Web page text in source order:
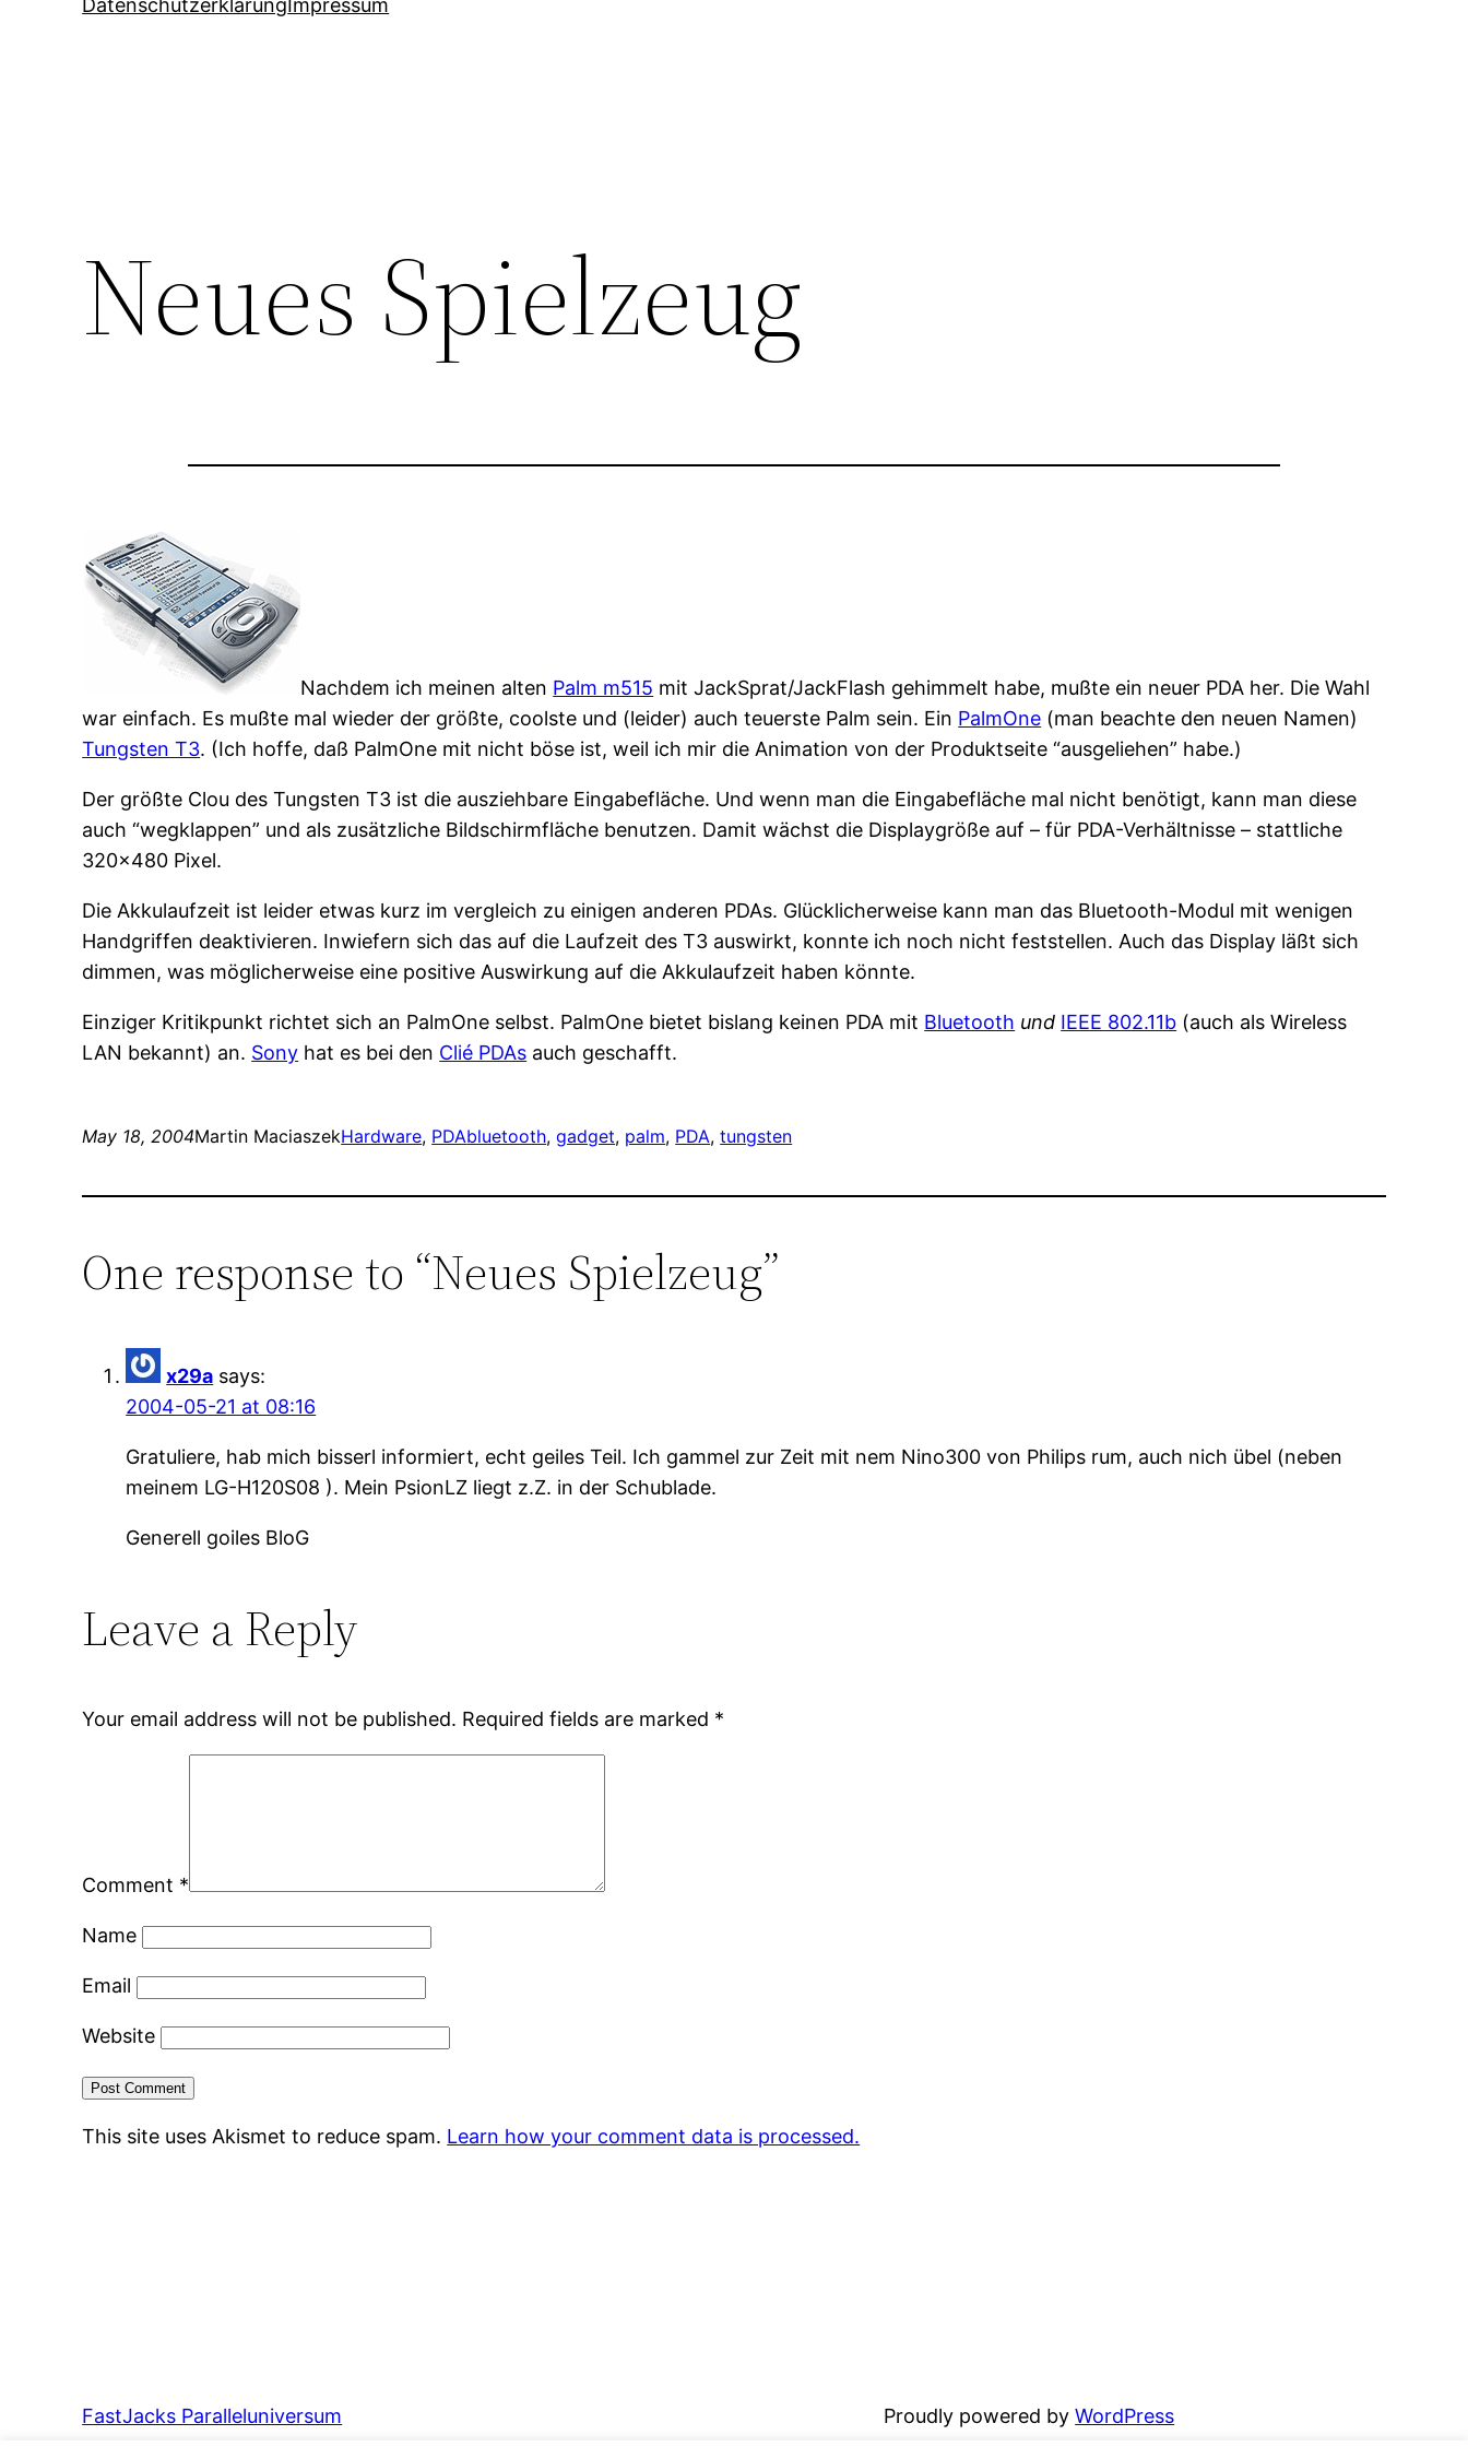
DatenschutzerklärungImpressum
Neues Spielzeug
Nachdem ich meinen alten Palm m515 mit JackSprat/JackFlash gehimmelt habe, mußte ein neuer PDA her. Die Wahl
war einfach. Es mußte mal wieder der größte, coolste und (leider) auch teuerste Palm sein. Ein PalmOne (man beachte den neuen Namen)
Tungsten T3. (Ich hoffe, daß PalmOne mit nicht böse ist, weil ich mir die Animation von der Produktseite “ausgeliehen” habe.)
Der größte Clou des Tungsten T3 ist die ausziehbare Eingabefläche. Und wenn man die Eingabefläche mal nicht benötigt, kann man diese
auch “wegklappen” und als zusätzliche Bildschirmfläche benutzen. Damit wächst die Displaygröße auf – für PDA-Verhältnisse – stattliche
320×480 Pixel.
Die Akkulaufzeit ist leider etwas kurz im vergleich zu einigen anderen PDAs. Glücklicherweise kann man das Bluetooth-Modul mit wenigen
Handgriffen deaktivieren. Inwiefern sich das auf die Laufzeit des T3 auswirkt, konnte ich noch nicht feststellen. Auch das Display läßt sich
dimmen, was möglicherweise eine positive Auswirkung auf die Akkulaufzeit haben könnte.
Einziger Kritikpunkt richtet sich an PalmOne selbst. PalmOne bietet bislang keinen PDA mit Bluetooth und IEEE 802.11b (auch als Wireless
LAN bekannt) an. Sony hat es bei den Clié PDAs auch geschafft.
May 18, 2004Martin MaciaszekHardware, PDAbluetooth, gadget, palm, PDA, tungsten
One response to “Neues Spielzeug”
x29a says:
2004-05-21 at 08:16
Gratuliere, hab mich bisserl informiert, echt geiles Teil. Ich gammel zur Zeit mit nem Nino300 von Philips rum, auch nich übel (neben
meinem LG-H120S08 ). Mein PsionLZ liegt z.Z. in der Schublade.
Generell goiles BloG
Leave a Reply
Your email address will not be published. Required fields are marked *
Comment *
Name
Email
Website
This site uses Akismet to reduce spam. Learn how your comment data is processed.
FastJacks Paralleluniversum Proudly powered byWordPress